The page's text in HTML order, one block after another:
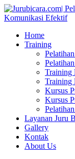
Home
Training
Training
Training
Kursus
Kursus
Layanan Juru
Gallery
Kontak
About Us